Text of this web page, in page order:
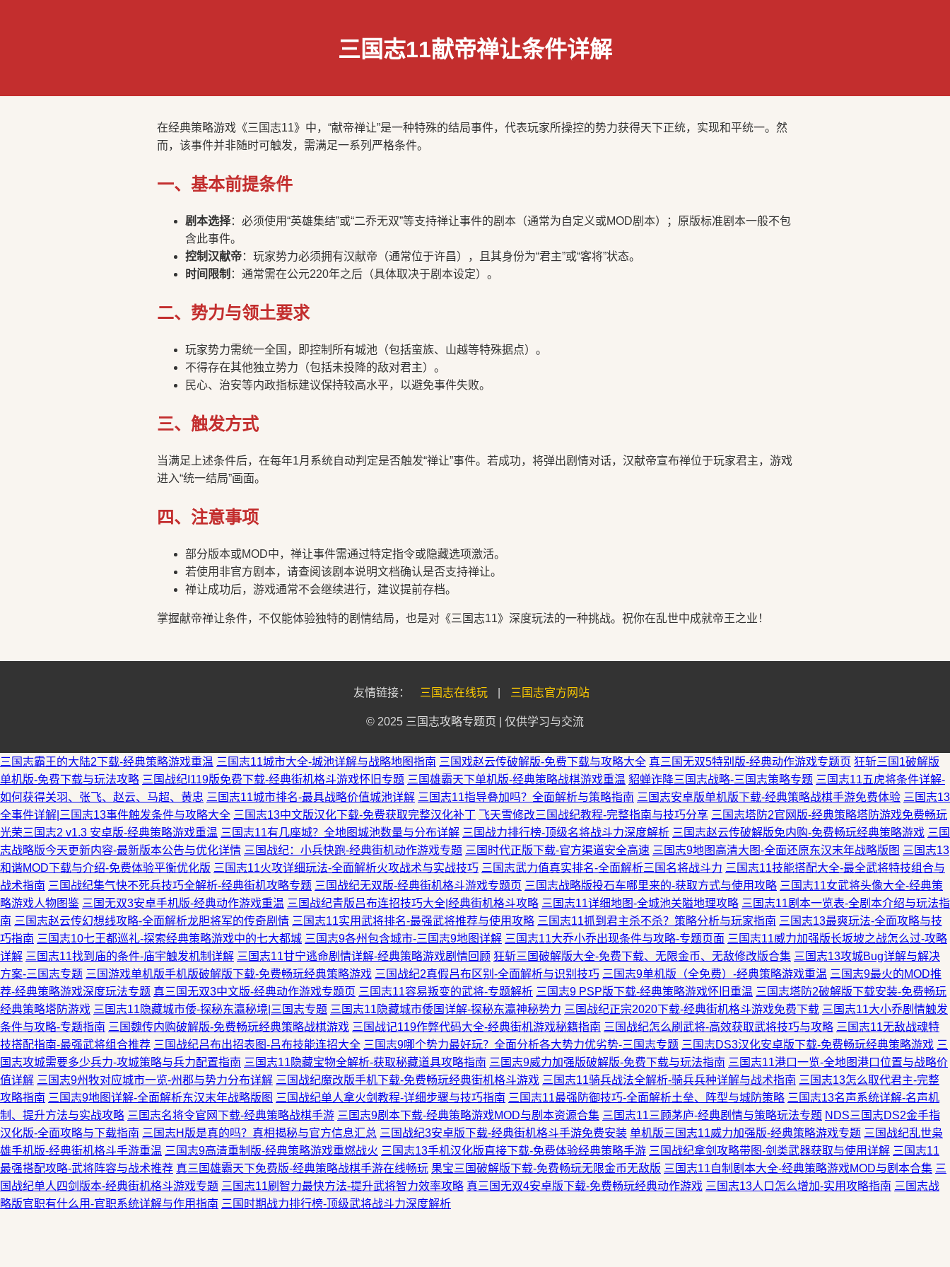
三国志11献帝禅让条件详解
在经典策略游戏《三国志11》中，“献帝禅让”是一种特殊的结局事件，代表玩家所操控的势力获得天下正统，实现和平统一。然
而，该事件并非随时可触发，需满足一系列严格条件。
一、基本前提条件
剧本选择：必须使用“英雄集结”或“二乔无双”等支持禅让事件的剧本（通常为自定义或MOD剧本）；原版标准剧本一般不包
含此事件。
控制汉献帝：玩家势力必须拥有汉献帝（通常位于许昌），且其身份为“君主”或“客将”状态。
时间限制 ：通常需在公元220年之后（具体取决于剧本设定）。
二、势力与领土要求
玩家势力需统一全国，即控制所有城池（包括蛮族、山越等特殊据点）。
不得存在其他独立势力（包括未投降的敌对君主）。
民心、治安等内政指标建议保持较高水平，以避免事件失败。
三、触发方式
当满足上述条件后，在每年1月系统自动判定是否触发“禅让”事件。若成功，将弹出剧情对话，汉献帝宣布禅位于玩家君主，游戏
进入“统一结局”画面。
四、注意事项
部分版本或MOD中，禅让事件需通过特定指令或隐藏选项激活。
若使用非官方剧本，请查阅该剧本说明文档确认是否支持禅让。
禅让成功后，游戏通常不会继续进行，建议提前存档。
掌握献帝禅让条件，不仅能体验独特的剧情结局，也是对《三国志11》深度玩法的一种挑战。祝你在乱世中成就帝王之业！
友情链接： 三国志在线玩 三国志官方网站
© 2025 三国志攻略专题页 | 仅供学习与交流
三国志霸王的大陆2下载-经典策略游戏重温 三国志11城市大全-城池详解与战略地图指南 三国戏赵云传破解版-免费下载与攻略大全 真三国无双5特别版-经典动作游戏专题页 狂斩三国1破解版
单机版-免费下载与玩法攻略 三国战纪I119版免费下载-经典街机格斗游戏怀旧专题 三国雄霸天下单机版-经典策略战棋游戏重温 貂蝉诈降三国志战略-三国志策略专题 三国志11五虎将条件详解-
如何获得关羽、张飞、赵云、马超、黄忠 三国志11城市排名-最具战略价值城池详解 三国志11指导叠加吗？全面解析与策略指南 三国志安卓版单机版下载-经典策略战棋手游免费体验 三国志13
全事件详解|三国志13事件触发条件与攻略大全 三国志13中文版汉化下载-免费获取完整汉化补丁 飞天雪修改三国战纪教程-完整指南与技巧分享 三国志塔防2官网版-经典策略塔防游戏免费畅玩
光荣三国志2 v1.3 安卓版-经典策略游戏重温 三国志11有几座城？全地图城池数量与分布详解 三国战力排行榜-顶级名将战斗力深度解析 三国志赵云传破解版免内购-免费畅玩经典策略游戏 三国
志战略版今天更新内容-最新版本公告与优化详情 三国战纪：小兵快跑-经典街机动作游戏专题 三国时代正版下载-官方渠道安全高速 三国志9地图高清大图-全面还原东汉末年战略版图 三国志13
和谐MOD下载与介绍-免费体验平衡优化版 三国志11火攻详细玩法-全面解析火攻战术与实战技巧 三国志武力值真实排名-全面解析三国名将战斗力 三国志11技能搭配大全-最全武将特技组合与
战术指南 三国战纪集气快不死兵技巧全解析-经典街机攻略专题 三国战纪无双版-经典街机格斗游戏专题页 三国志战略版投石车哪里来的-获取方式与使用攻略 三国志11女武将头像大全-经典策
略游戏人物图鉴 三国无双3安卓手机版-经典动作游戏重温 三国战纪青版吕布连招技巧大全|经典街机格斗攻略 三国志11详细地图-全城池关隘地理攻略 三国志11剧本一览表-全剧本介绍与玩法指
南 三国志赵云传幻想线攻略-全面解析龙胆将军的传奇剧情 三国志11实用武将排名-最强武将推荐与使用攻略 三国志11抓到君主杀不杀？策略分析与玩家指南 三国志13最爽玩法-全面攻略与技
巧指南 三国志10七王都巡礼-探索经典策略游戏中的七大都城 三国志9各州包含城市-三国志9地图详解 三国志11大乔小乔出现条件与攻略-专题页面 三国志11威力加强版长坂坡之战怎么过-攻略
详解 三国志11找到庙的条件-庙宇触发机制详解 三国志11甘宁逃命剧情详解-经典策略游戏剧情回顾 狂斩三国破解版大全-免费下载、无限金币、无敌修改版合集 三国志13攻城Bug详解与解决
方案-三国志专题 三国游戏单机版手机版破解版下载-免费畅玩经典策略游戏 三国战纪2真假吕布区别-全面解析与识别技巧 三国志9单机版（全免费）-经典策略游戏重温 三国志9最火的MOD推
荐-经典策略游戏深度玩法专题 真三国无双3中文版-经典动作游戏专题页 三国志11容易叛变的武将-专题解析 三国志9 PSP版下载-经典策略游戏怀旧重温 三国志塔防2破解版下载安装-免费畅玩
经典策略塔防游戏 三国志11隐藏城市倭-探秘东瀛秘境|三国志专题 三国志11隐藏城市倭国详解-探秘东瀛神秘势力 三国战纪正宗2020下载-经典街机格斗游戏免费下载 三国志11大小乔剧情触发
条件与攻略-专题指南 三国魏传内购破解版-免费畅玩经典策略战棋游戏 三国战记119作弊代码大全-经典街机游戏秘籍指南 三国战纪怎么刷武将-高效获取武将技巧与攻略 三国志11无敌战魂特
技搭配指南-最强武将组合推荐 三国战纪吕布出招表图-吕布技能连招大全 三国志9哪个势力最好玩？全面分析各大势力优劣势-三国志专题 三国志DS3汉化安卓版下载-免费畅玩经典策略游戏 三
国志攻城需要多少兵力-攻城策略与兵力配置指南 三国志11隐藏宝物全解析-获取秘藏道具攻略指南 三国志9威力加强版破解版-免费下载与玩法指南 三国志11港口一览-全地图港口位置与战略价
值详解 三国志9州牧对应城市一览-州郡与势力分布详解 三国战纪魔改版手机下载-免费畅玩经典街机格斗游戏 三国志11骑兵战法全解析-骑兵兵种详解与战术指南 三国志13怎么取代君主-完整
攻略指南 三国志9地图详解-全面解析东汉末年战略版图 三国战纪单人拿火剑教程-详细步骤与技巧指南 三国志11最强防御技巧-全面解析土垒、阵型与城防策略 三国志13名声系统详解-名声机
制、提升方法与实战攻略 三国志名将令官网下载-经典策略战棋手游 三国志9剧本下载-经典策略游戏MOD与剧本资源合集 三国志11三顾茅庐-经典剧情与策略玩法专题 NDS三国志DS2金手指
汉化版-全面攻略与下载指南 三国志H版是真的吗？真相揭秘与官方信息汇总 三国战纪3安卓版下载-经典街机格斗手游免费安装 单机版三国志11威力加强版-经典策略游戏专题 三国战纪乱世枭
雄手机版-经典街机格斗手游重温 三国志9高清重制版-经典策略游戏重燃战火 三国志13手机汉化版直接下载-免费体验经典策略手游 三国战纪拿剑攻略带图-剑类武器获取与使用详解 三国志11
最强搭配攻略-武将阵容与战术推荐 真三国雄霸天下免费版-经典策略战棋手游在线畅玩 果宝三国破解版下载-免费畅玩无限金币无敌版 三国志11自制剧本大全-经典策略游戏MOD与剧本合集 三
国战纪单人四剑版本-经典街机格斗游戏专题 三国志11刷智力最快方法-提升武将智力效率攻略 真三国无双4安卓版下载-免费畅玩经典动作游戏 三国志13人口怎么增加-实用攻略指南 三国志战
略版官职有什么用-官职系统详解与作用指南 三国时期战力排行榜-顶级武将战斗力深度解析